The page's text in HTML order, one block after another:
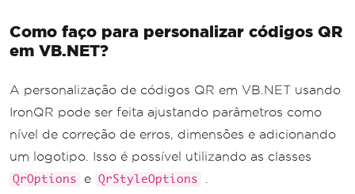
Como faço para personalizar códigos QR
em VB.NET?
A personalização de códigos QR em VB.NET usando
IronQR pode ser feita ajustando parâmetros como
nível de correção de erros, dimensões e adicionando
um logotipo. Isso é possível utilizando as classes
QrOptions e QrStyleOptions